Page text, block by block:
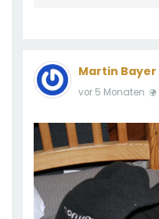
Martin Bayer
vor 5 Monaten